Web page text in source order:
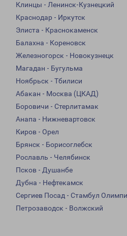
Клинцы - Ленинск-Кузнецкий
Краснодар - Иркутск
Элиста - Краснокаменск
Балахна - Кореновск
Железногорск - Новокузнецк
Магадан - Бугульма
Ноябрьск - Тбилиси
Абакан - Москва (ЦКАД)
Боровичи - Стерлитамак
Анапа - Нижневартовск
Киров - Орел
Брянск - Борисоглебск
Рославль - Челябинск
Псков - Душанбе
Дубна - Нефтекамск
Сергиев Посад - Стамбул
Петрозаводск - Волжский